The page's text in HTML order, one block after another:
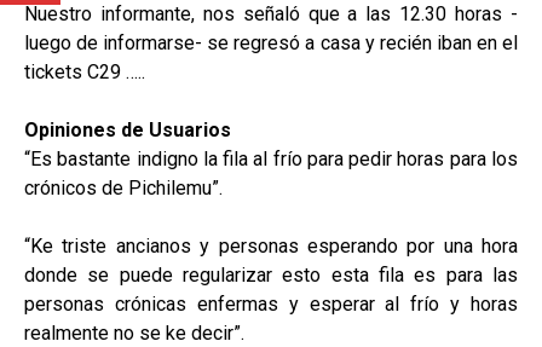
Nuestro informante, nos señaló que a las 12.30 horas -
luego de informarse- se regresó a casa y recién iban en el
tickets C29 …..
Opiniones de Usuarios
“Es bastante indigno la fila al frío para pedir horas para los
crónicos de Pichilemu”.
“Ke triste ancianos y personas esperando por una hora
donde se puede regularizar esto esta fila es para las
personas crónicas enfermas y esperar al frío y horas
realmente no se ke decir”.